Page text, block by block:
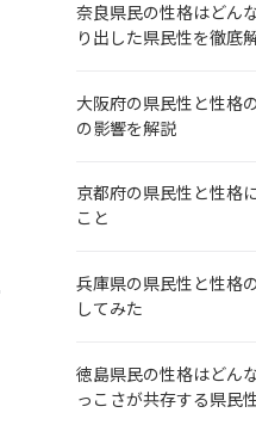
奈良県民の性格はどん
り出した県民性を徹底
大阪府の県民性と性格
の影響を解説
京都府の県民性と性格
こと
兵庫県の県民性と性格
してみた
徳島県民の性格はどん
っこさが共存する県民